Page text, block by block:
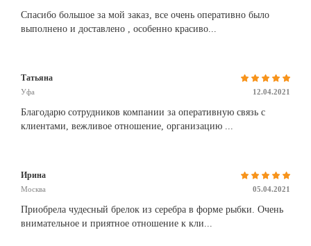
Спасибо большое за мой заказ, все очень оперативно было
выполнено и доставлено , особенно красиво...
Татьяна
Уфа 12.04.2021
Благодарю сотрудников компании за оперативную связь с
клиентами, вежливое отношение, организацию ...
Ирина
Москва 05.04.2021
Приобрела чудесный брелок из серебра в форме рыбки. Очень
внимательное и приятное отношение к кли...